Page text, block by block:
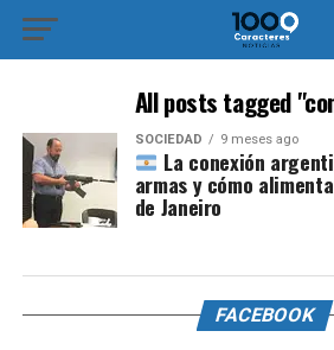
All posts tagged
SOCIEDAD 9 meses ago
La conexión
armas y cómo
de Janeiro
FACEBOOK